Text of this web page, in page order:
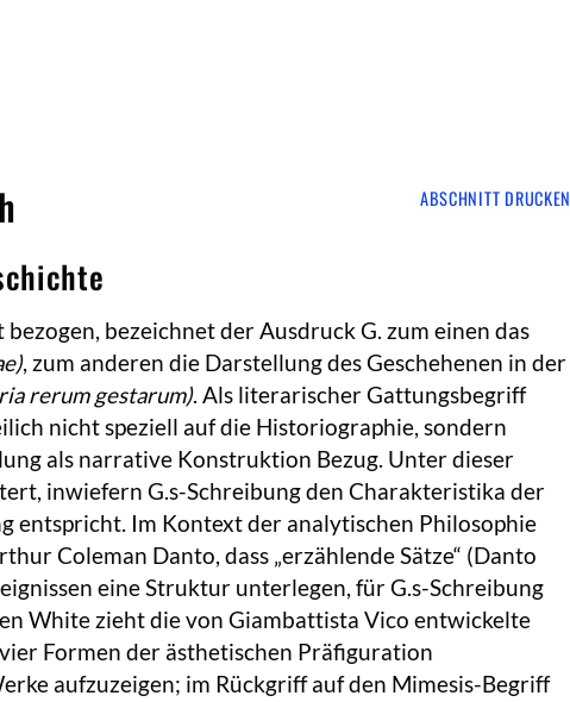
ABSCHNITT DRUCKEN
bezeichnet der Ausdruck G. zum einen das
, zum anderen die Darstellung des Geschehenen in der
rerum gestarum). Als literarischer Gattungsbegriff
nicht speziell auf die Historiographie, sondern
als narrative Konstruktion Bezug. Unter dieser
inwiefern G.s-Schreibung den Charakteristika der
entspricht. Im Kontext der analytischen Philosophie
Coleman Danto, dass „erzählende Sätze“ (Danto
eine Struktur unterlegen, für G.s-Schreibung
White zieht die von Giambattista Vico entwickelte
Formen der ästhetischen Präfiguration
aufzuzeigen; im Rückgriff auf den Mimesis-Begriff